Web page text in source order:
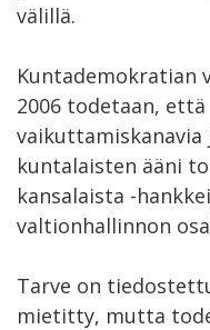
välillä.
Kuntademokratian
2006 todetaan,
kuntalaisten ääni
kansalaista -
valtionhallinnon
Tarve on
mietitty, mutta